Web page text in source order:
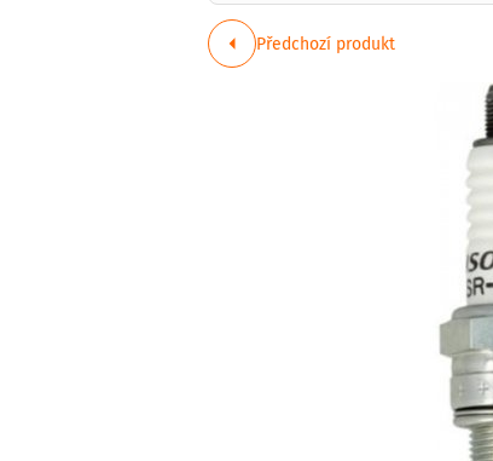
Předchozí produkt